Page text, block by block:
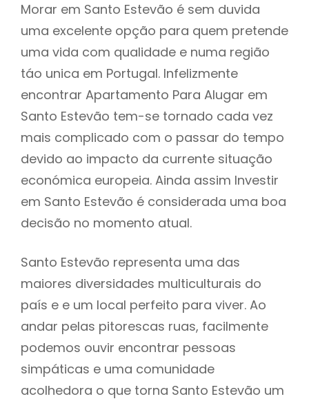
Morar em Santo Estevão é sem duvida
uma excelente opção para quem pretende
uma vida com qualidade e numa região
táo unica em Portugal. Infelizmente
encontrar Apartamento Para Alugar em
Santo Estevão tem-se tornado cada vez
mais complicado com o passar do tempo
devido ao impacto da currente situação
económica europeia. Ainda assim Investir
em Santo Estevão é considerada uma boa
decisão no momento atual.
Santo Estevão representa uma das
maiores diversidades multiculturais do
país e e um local perfeito para viver. Ao
andar pelas pitorescas ruas, facilmente
podemos ouvir encontrar pessoas
simpáticas e uma comunidade
acolhedora o que torna Santo Estevão um